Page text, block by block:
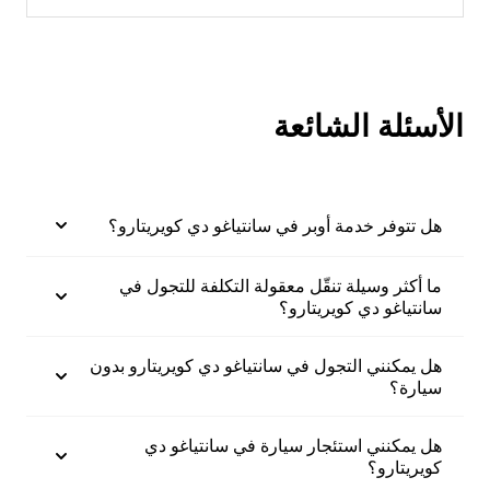
الأسئلة الشائعة
هل تتوفر خدمة أوبر في سانتياغو دي كويريتارو؟
ما أكثر وسيلة تنقّل معقولة التكلفة للتجول في
سانتياغو دي كويريتارو؟
هل يمكنني التجول في سانتياغو دي كويريتارو بدون
سيارة؟
هل يمكنني استئجار سيارة في سانتياغو دي
كويريتارو؟